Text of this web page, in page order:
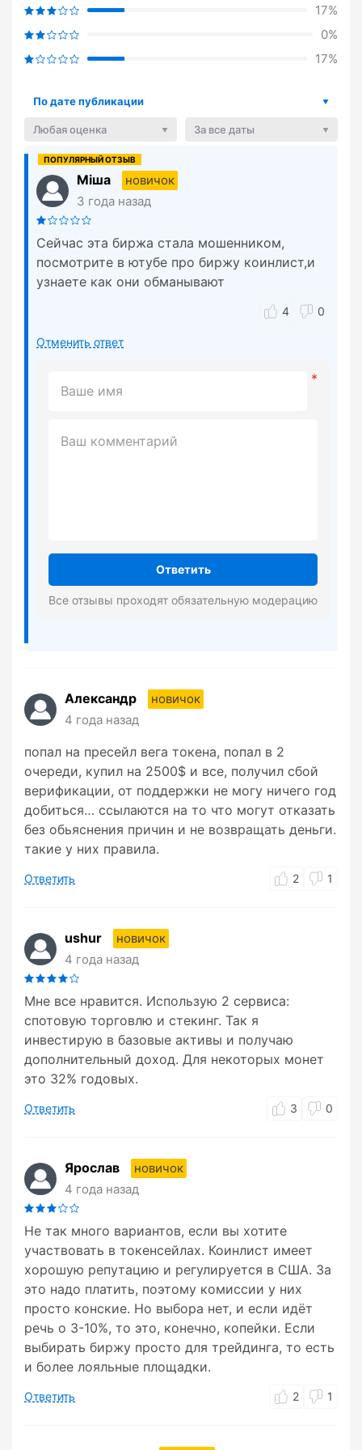
17%
0%
17%
По дате публикации
Любая оценка За все даты
Міша
новичок
3 года назад
Сейчас эта биржа стала мошенником,
посмотрите в ютубе про биржу коинлист,и
узнаете как они обманывают
Отменить ответ
Ответить
Все отзывы проходят обязательную модерацию
4 0
Александр
новичок
4 года назад
попал на пресейл вега токена, попал в 2
очереди, купил на 2500$ и все, получил сбой
верификации, от поддержки не могу ничего год
добиться… ссылаются на то что могут отказать
без обьяснения причин и не возвращать деньги.
такие у них правила.
Ответить 2 1
ushur
новичок
4 года назад
Мне все нравится. Использую 2 сервиса:
спотовую торговлю и стекинг. Так я
инвестирую в базовые активы и получаю
дополнительный доход. Для некоторых монет
это 32% годовых.
Ответить 3 0
Ярослав
новичок
4 года назад
Не так много вариантов, если вы хотите
участвовать в токенсейлах. Коинлист имеет
хорошую репутацию и регулируется в США. За
это надо платить, поэтому комиссии у них
просто конские. Но выбора нет, и если идёт
речь о 3-10%, то это, конечно, копейки. Если
выбирать биржу просто для трейдинга, то есть
и более лояльные площадки.
Ответить 2 1